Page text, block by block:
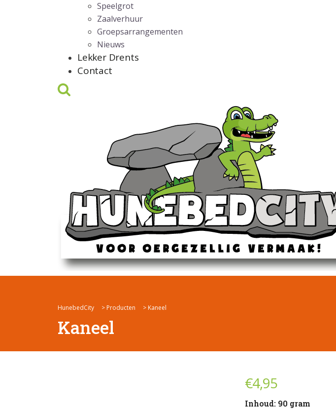
Speelgrot
Zaalverhuur
Groepsarrangementen
Nieuws
Lekker Drents
Contact
HunebedCity > Producten > Kaneel
Kaneel
€4,95
Inhoud: 90 gram